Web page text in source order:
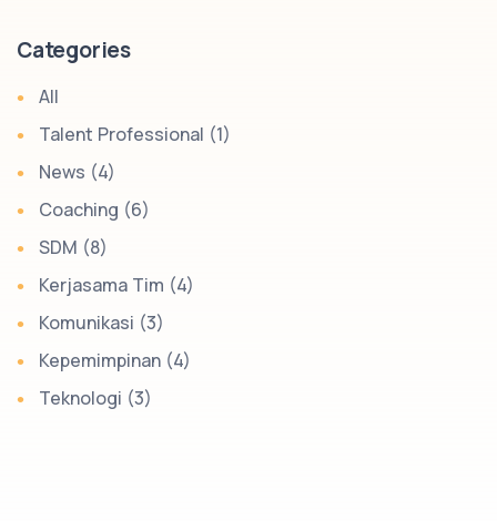
Categories
All
Talent Professional (1)
News (4)
Coaching (6)
SDM (8)
Kerjasama Tim (4)
Komunikasi (3)
Kepemimpinan (4)
Teknologi (3)